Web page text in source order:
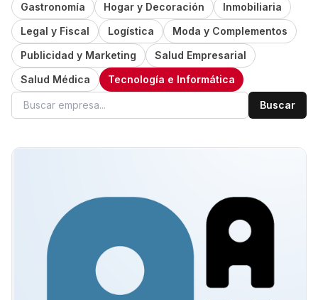
Gastronomía
Hogar y Decoración
Inmobiliaria
Legal y Fiscal
Logística
Moda y Complementos
Publicidad y Marketing
Salud Empresarial
Salud Médica
Tecnología e Informática
Buscar